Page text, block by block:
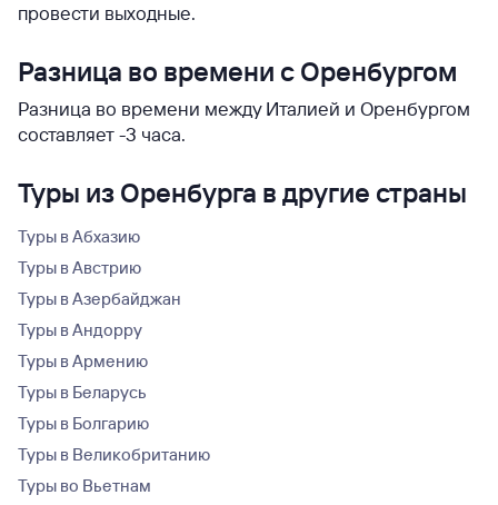
провести выходные.
Разница во времени с Оренбургом
Разница во времени между Италией и Оренбургом
составляет -3 часа.
Туры из Оренбурга в другие страны
Туры в Абхазию
Туры в Австрию
Туры в Азербайджан
Туры в Андорру
Туры в Армению
Туры в Беларусь
Туры в Болгарию
Туры в Великобританию
Туры во Вьетнам